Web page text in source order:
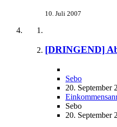
10. Juli 2007
[DRINGEND]
Sebo
20. September
Sebo
20. September